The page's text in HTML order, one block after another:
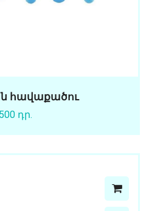
հավաքածու
դր.